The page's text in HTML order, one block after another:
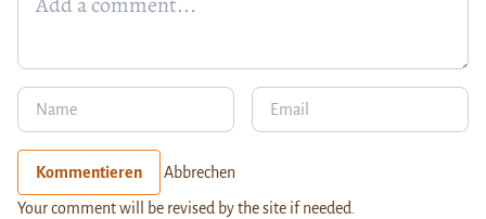
Kommentieren Abbrechen
Your comment will be revised by the site if needed.